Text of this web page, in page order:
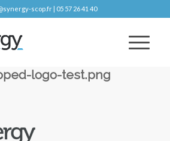
scop.fr | 05 57 26 41 40
logo-test.png